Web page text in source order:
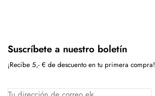
Suscríbete a nuestro boletín
¡Recibe 5,- € de descuento en tu primera compra!